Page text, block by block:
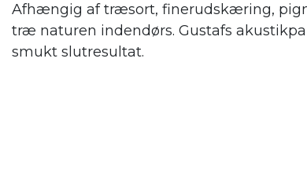
Afhængig af træsort, finerudskæring,
træ naturen indendørs. Gustafs
smukt slutresultat.